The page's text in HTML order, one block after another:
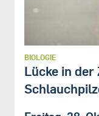
BIOLOGIE
Lücke in